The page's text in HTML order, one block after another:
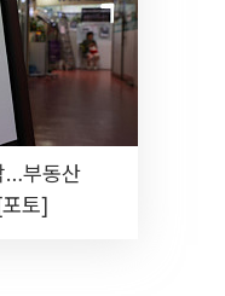
…부동산
토]